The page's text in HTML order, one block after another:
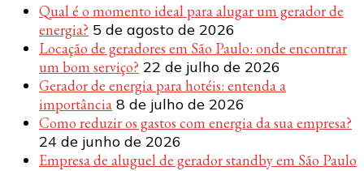
Qual é o momento ideal para alugar um gerador de
energia? 5 de agosto de 2026
Locação de geradores em São Paulo: onde encontrar
um bom serviço? 22 de julho de 2026
Gerador de energia para hotéis: entenda a
importância 8 de julho de 2026
Como reduzir os gastos com energia da sua empresa?
24 de junho de 2026
Empresa de aluguel de gerador standby em São Paulo